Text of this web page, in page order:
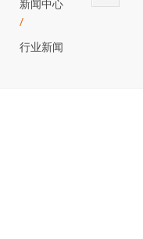
新闻中心
/
行业新闻